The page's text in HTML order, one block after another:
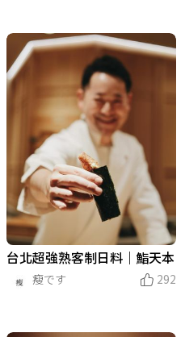
台北超強熟客制日料｜鮨天本
瘦です
292